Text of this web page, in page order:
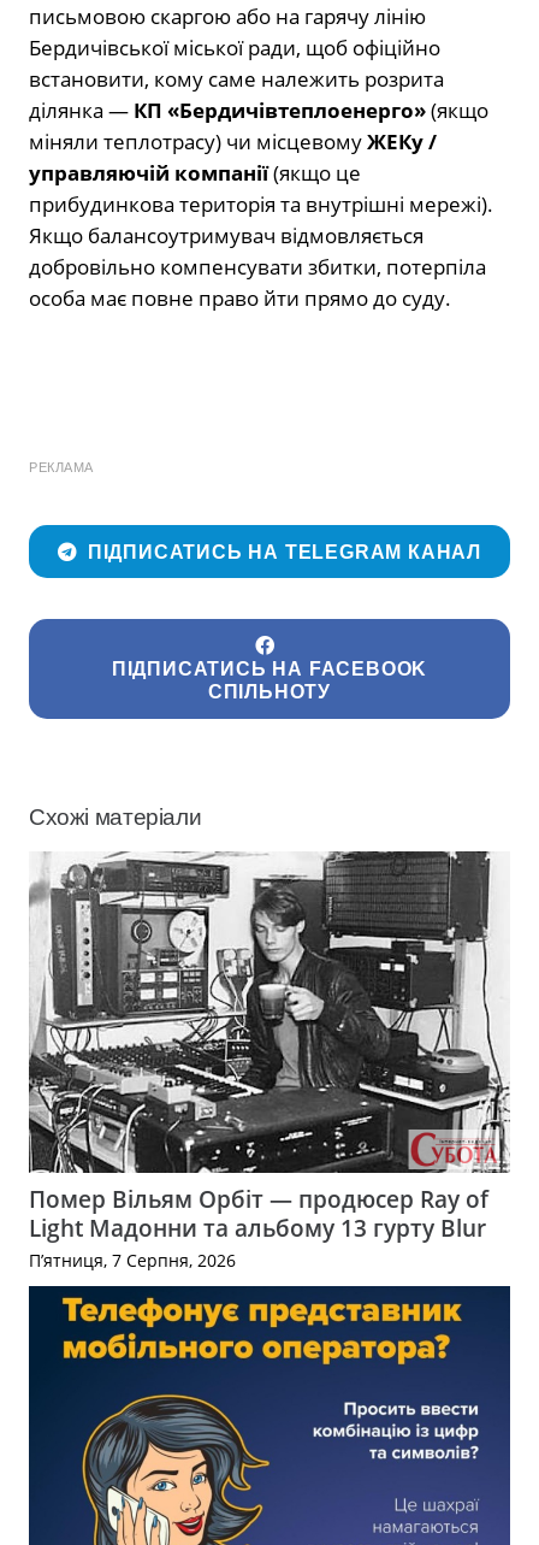
письмовою скаргою або на гарячу лінію
Бердичівської міської ради, щоб офіційно
встановити, кому саме належить розрита
ділянка — КП «Бердичівтеплоенерго»(якщо
міняли теплотрасу) чи місцевомуЖЕКу /
управляючій компанії(якщо це
прибудинкова територія та внутрішні мережі).
Якщо балансоутримувач відмовляється
добровільно компенсувати збитки, потерпіла
особа має повне право йти прямо до суду.
РЕКЛАМА
ПІДПИСАТИСЬ НА TELEGRAM КАНАЛ
ПІДПИСАТИСЬ НА FACEBOOK
СПІЛЬНОТУ
Схожі матеріали
Помер Вільям Орбіт — продюсер Ray of
Light Мадонни та альбому 13 гурту Blur
П’ятниця, 7 Серпня, 2026